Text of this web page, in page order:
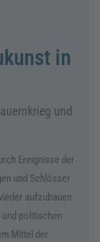
in
und
Ereignisse der
und Schlösser
aufzubauen
politischen
Mittel der